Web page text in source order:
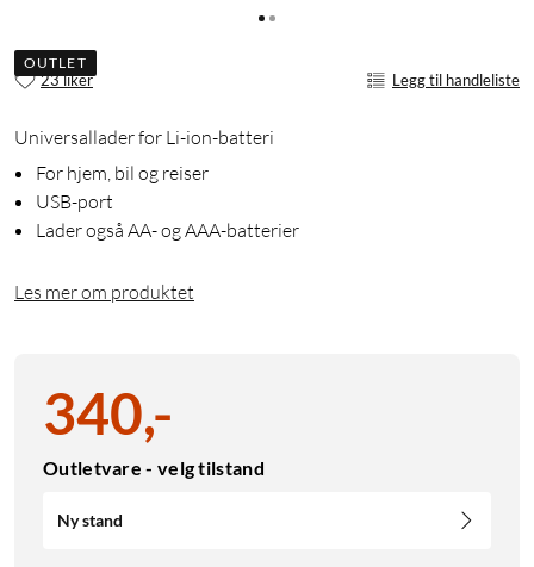
OUTLET
23 liker Legg til handleliste
Universallader for Li-ion-batteri
For hjem, bil og reiser
USB-port
Lader også AA- og AAA-batterier
Les mer om produktet
340,-
Outletvare - velg tilstand
Ny stand